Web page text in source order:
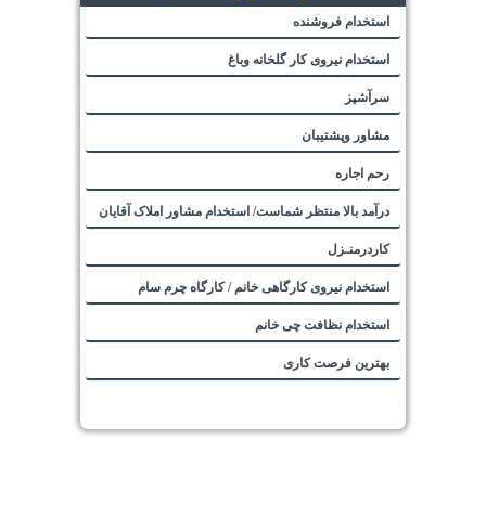
استخدام فروشنده
استخدام نیروی کار گلخانه وباغ
سرآشپز
مشاور وپشتیبان
رحم اجاره
درآمد بالا منتظر شماست/ استخدام مشاور املاک آقایان
کاردرمنـزل
استخدام نیروی کارگاهی خانم / کارگاه چرم سام
استخدام نظافت چی خانم
بهترین فرصت کاری